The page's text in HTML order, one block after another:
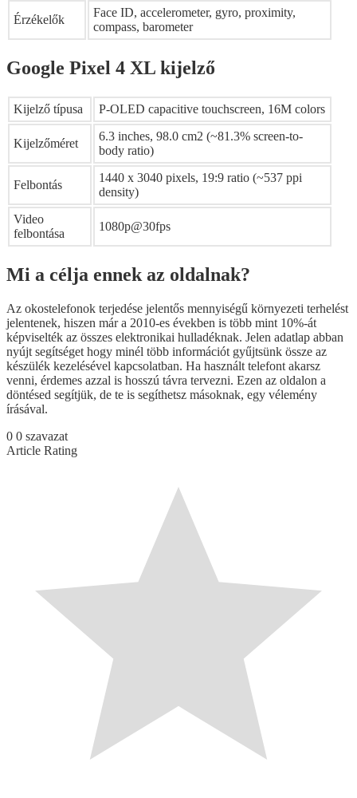
Érzékelők
Face ID, accelerometer, gyro, proximity,
compass, barometer
Google Pixel 4 XL kijelző
Kijelző típusa P-OLED capacitive touchscreen, 16M colors
Kijelzőméret
6.3 inches, 98.0 cm2 (~81.3% screen-to-
body ratio)
Felbontás
1440 x 3040 pixels, 19:9 ratio (~537 ppi
density)
Video
felbontása
1080p@30fps
Mi a célja ennek az oldalnak?
Az okostelefonok terjedése jelentős mennyiségű környezeti terhelést
jelentenek, hiszen már a 2010-es években is több mint 10%-át
képviselték az összes elektronikai hulladéknak. Jelen adatlap abban
nyújt segítséget hogy minél több információt gyűjtsünk össze az
készülék kezelésével kapcsolatban. Ha használt telefont akarsz
venni, érdemes azzal is hosszú távra tervezni. Ezen az oldalon a
döntésed segítjük, de te is segíthetsz másoknak, egy vélemény
írásával.
0 0 szavazat
Article Rating